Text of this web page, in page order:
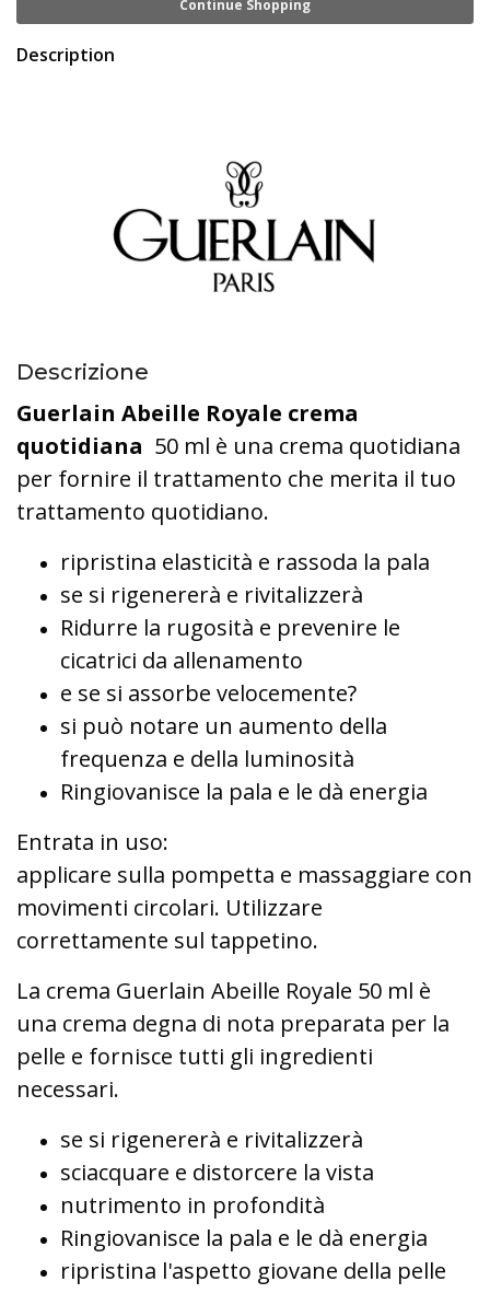
Continue Shopping
Description
Descrizione
Guerlain Abeille Royale crema
quotidiana 50 ml è una crema quotidiana
per fornire il trattamento che merita il tuo
trattamento quotidiano.
ripristina elasticità e rassoda la pala
se si rigenererà e rivitalizzerà
Ridurre la rugosità e prevenire le
cicatrici da allenamento
e se si assorbe velocemente?
si può notare un aumento della
frequenza e della luminosità
Ringiovanisce la pala e le dà energia
Entrata in uso:
applicare sulla pompetta e massaggiare con
movimenti circolari. Utilizzare
correttamente sul tappetino.
La crema Guerlain Abeille Royale 50 ml è
una crema degna di nota preparata per la
pelle e fornisce tutti gli ingredienti
necessari.
se si rigenererà e rivitalizzerà
sciacquare e distorcere la vista
nutrimento in profondità
Ringiovanisce la pala e le dà energia
ripristina l'aspetto giovane della pelle